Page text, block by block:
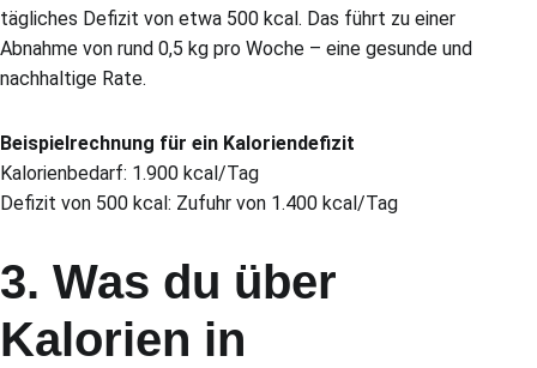
tägliches Defizit von etwa 500 kcal. Das führt zu einer
Abnahme von rund 0,5 kg pro Woche – eine gesunde und
nachhaltige Rate.
Beispielrechnung für ein Kaloriendefizit
Kalorienbedarf: 1.900 kcal/Tag
Defizit von 500 kcal: Zufuhr von 1.400 kcal/Tag
3. Was du über
Kalorien in